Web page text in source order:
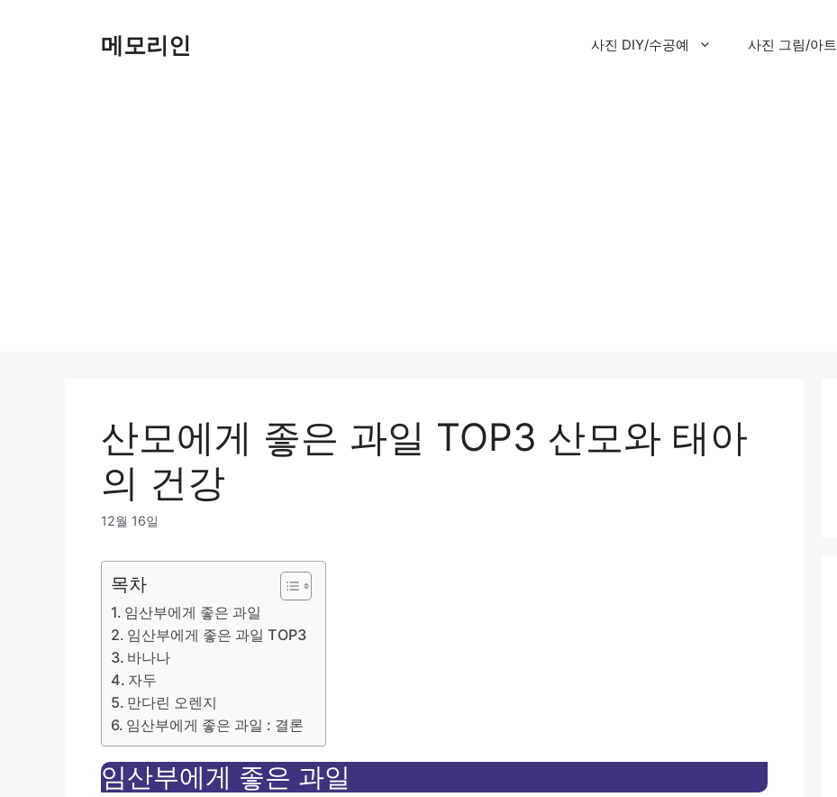
메모리인 사진 DIY/수공예 사진 그림/아트
산모에게 좋은 과일 TOP3 산모와 태아
의 건강
12월 16일
목차
임산부에게 좋은 과일
임산부에게 좋은 과일 TOP3
바나나
자두
만다린 오렌지
임산부에게 좋은 과일 : 결론
임산부에게 좋은 과일